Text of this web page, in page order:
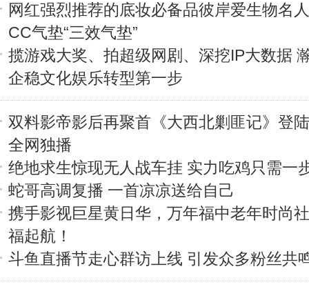
网红强烈推荐的底妆必备品彼岸爱生物名
CC气垫“三效气垫”
揽游戏大奖、拍超级网剧、深挖IP大数据
企稳文化娱乐转型第一步
双料影帝影后再聚首《大西北剿匪记》登
全网独播
绝地求生惊现无人战车挂 实力吃鸡只需一
蛇哥高调复播 一首凉凉送给自己
携手影视巨星黄日华，万年福中老年时尚
福起航！
斗鱼直播节走心群访上线 引发众多粉丝共